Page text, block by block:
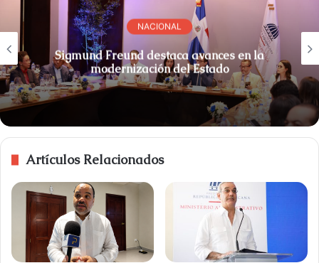
NACIONAL
Sigmund Freund destaca avances en la
modernización del Estado
Artículos Relacionados